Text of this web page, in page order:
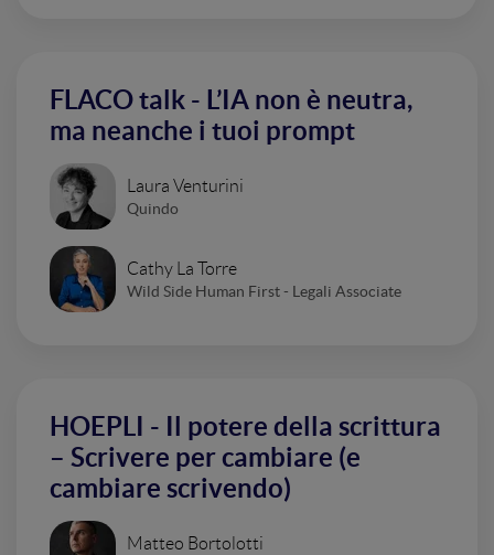
FLACO talk - L’IA non è neutra,
ma neanche i tuoi prompt
Laura Venturini
Quindo
Cathy La Torre
Wild Side Human First - Legali Associate
HOEPLI - Il potere della scrittura
– Scrivere per cambiare (e
cambiare scrivendo)
Matteo Bortolotti